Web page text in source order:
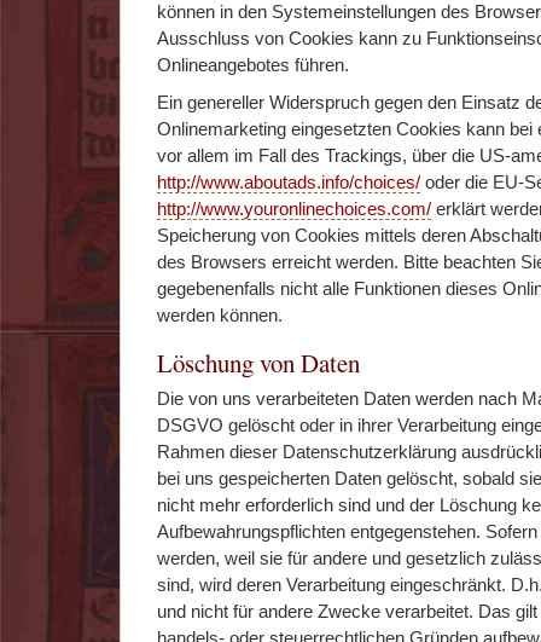
können in den Systemeinstellungen des
Ausschluss von Cookies kann zu
Onlineangebotes führen.
Ein genereller Widerspruch gegen den Einsatz
Onlinemarketing eingesetzten Cookies kann bei
vor allem im Fall des Trackings, über die US-
http://www.aboutads.info/choices/ oder die EU-
http://www.youronlinechoices.com/ erklärt
Speicherung von Cookies mittels deren
des Browsers erreicht werden. Bitte beachten
gegebenenfalls nicht alle Funktionen dieses
werden können.
Löschung von Daten
Die von uns verarbeiteten Daten werden nach
DSGVO gelöscht oder in ihrer Verarbeitung
Rahmen dieser Datenschutzerklärung
bei uns gespeicherten Daten gelöscht, sobald
nicht mehr erforderlich sind und der Löschung
Aufbewahrungspflichten entgegenstehen.
werden, weil sie für andere und gesetzlich
sind, wird deren Verarbeitung eingeschränkt.
und nicht für andere Zwecke verarbeitet. Das